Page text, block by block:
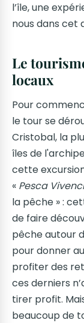
l’île, une
nous dans cet
Le
locaux
Pour
le tour se
Cristobal, la
îles de
cette
« Pesca
la pêche » :
de faire
pêche autour
pour donner
profiter des
ces derniers
tirer profit.
beaucoup de